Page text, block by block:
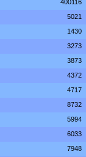
400116
5021
1430
3273
3873
4372
4717
8732
5994
6033
7948